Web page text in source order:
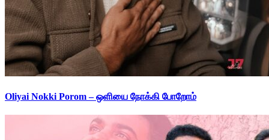
Oliyai Nokki Porom – ஒளியை நோக்கி போறோம்